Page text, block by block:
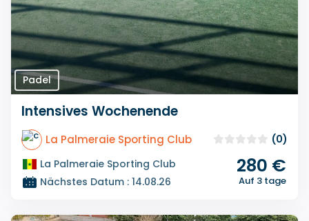
Padel
Intensives Wochenende
La Palmeraie Sporting Club
(0)
La Palmeraie Sporting Club
Nächstes Datum : 14.08.26
280 €
Auf 3 tage